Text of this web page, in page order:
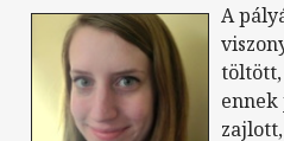
A
ennek